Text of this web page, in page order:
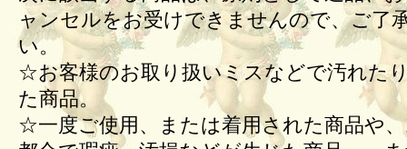
ャンセルをお受けできませんので、ご了
い。
☆お客様のお取り扱いミスなどで汚れた
た商品。
☆一度ご使用、または着用された商品や